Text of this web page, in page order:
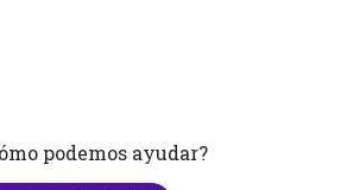
podemos ayudar?